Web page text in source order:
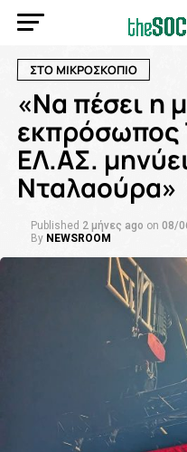
ΣΤΟ ΜΙΚΡΟΣΚΟΠΙΟ
«Να πέσει η
εκπρόσωπος
ΕΛ.ΑΣ.
Νταλαούρα»
Published 2 μήνες ago on 08/
By NEWSROOM